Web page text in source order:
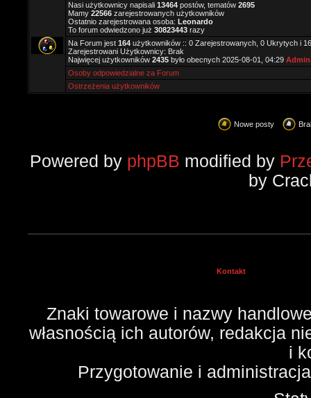
Nasi użytkownicy napisali 13464 postów, tematów 2695
Mamy 22566 zarejestrowanych użytkowników
Ostatnio zarejestrowana osoba: Leonardo
To forum odwiedzono już 30823443 razy
Na Forum jest 164 użytkowników :: 0 Zarejestrowanych, 0 Ukrytych i
Zarejestrowani Użytkownicy: Brak
Najwięcej użytkowników 2435 było obecnych 2025-08-01, 04:29
Osoby odpowiedzialne za Forum
Ostrzeżenia użytkowników
Nowe posty
Powered by phpBB modified by
by
Kontakt
Znaki towarowe i nazwy
własnością ich autorów, redakcja
i
Przygotowanie i